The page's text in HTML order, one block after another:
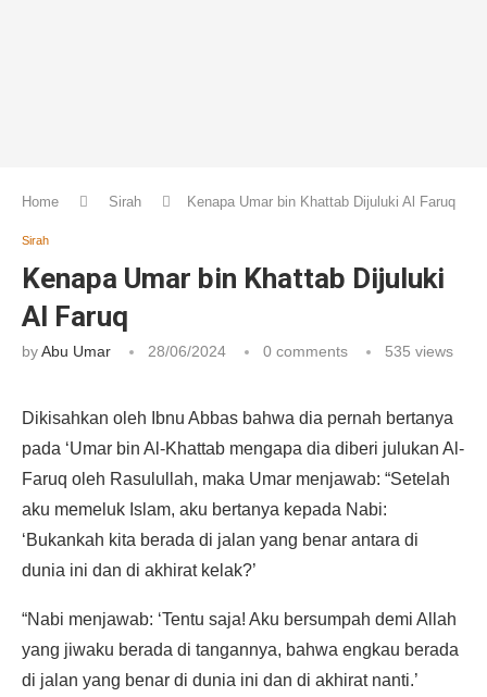
Home Sirah Kenapa Umar bin Khattab Dijuluki Al Faruq
Sirah
Kenapa Umar bin Khattab Dijuluki
Al Faruq
byAbu Umar 28/06/2024 0 comments 535 views
Dikisahkan oleh Ibnu Abbas bahwa dia pernah bertanya
pada ‘Umar bin Al-Khattab mengapa dia diberi julukan Al-
Faruq oleh Rasulullah, maka Umar menjawab: “Setelah
aku memeluk Islam, aku bertanya kepada Nabi:
‘Bukankah kita berada di jalan yang benar antara di
dunia ini dan di akhirat kelak?’
“Nabi menjawab: ‘Tentu saja! Aku bersumpah demi Allah
yang jiwaku berada di tangannya, bahwa engkau berada
di jalan yang benar di dunia ini dan di akhirat nanti.’